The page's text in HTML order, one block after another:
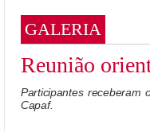
GALERIA
Reunião
Participantes receberam
Capaf.